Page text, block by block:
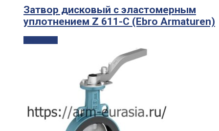
Затвор дисковый с эластомерным
уплотнением Z 611-C (Ebro Armaturen)